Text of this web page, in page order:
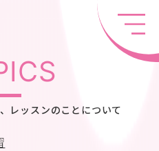
レッスンのことについて